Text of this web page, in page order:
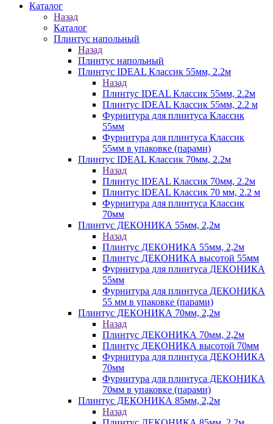
Каталог
Назад
Каталог
Плинтус напольный
Назад
Плинтус напольный
Плинтус IDEAL Классик 55мм, 2.2м
Назад
Плинтус IDEAL Классик 55мм, 2.2м
Плинтус IDEAL Классик 55мм, 2.2 м
Фурнитура для плинтуса Классик
55мм
Фурнитура для плинтуса Классик
55мм в упаковке (парами)
Плинтус IDEAL Классик 70мм, 2.2м
Назад
Плинтус IDEAL Классик 70мм, 2.2м
Плинтус IDEAL Классик 70 мм, 2.2 м
Фурнитура для плинтуса Классик
70мм
Плинтус ДЕКОНИКА 55мм, 2,2м
Назад
Плинтус ДЕКОНИКА 55мм, 2,2м
Плинтус ДЕКОНИКА высотой 55мм
Фурнитура для плинтуса ДЕКОНИКА
55мм
Фурнитура для плинтуса ДЕКОНИКА
55 мм в упаковке (парами)
Плинтус ДЕКОНИКА 70мм, 2,2м
Назад
Плинтус ДЕКОНИКА 70мм, 2,2м
Плинтус ДЕКОНИКА высотой 70мм
Фурнитура для плинтуса ДЕКОНИКА
70мм
Фурнитура для плинтуса ДЕКОНИКА
70мм в упаковке (парами)
Плинтус ДЕКОНИКА 85мм, 2,2м
Назад